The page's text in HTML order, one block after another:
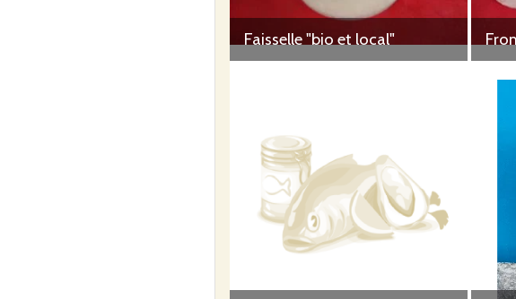
Faisselle "bio et local"